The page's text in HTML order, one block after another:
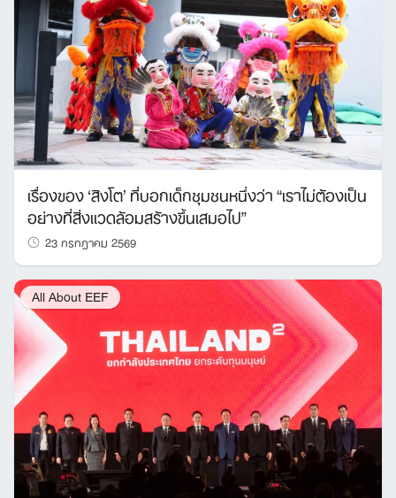
เรื่องของ ‘สิงโต’ ที่บอกเด็กชุมชนหนึ่งว่า “เราไม่ต้องเป็น
อย่างที่สิ่งแวดล้อมสร้างขึ้นเสมอไป”
23 กรกฎาคม 2569
All About EEF